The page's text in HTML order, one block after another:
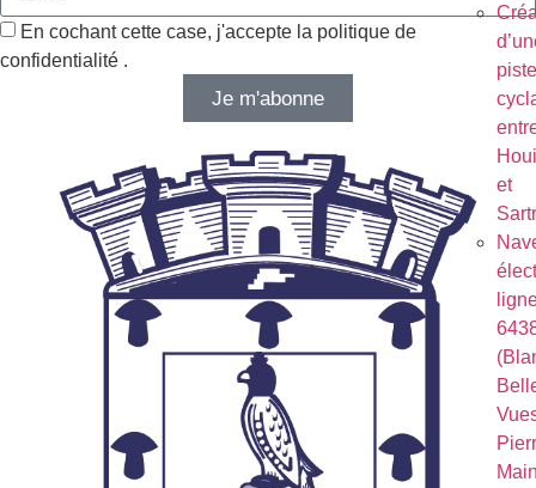
piste
et
En cochant cette case, j'accepte la politique de
confidentialité .
Je m'abonne